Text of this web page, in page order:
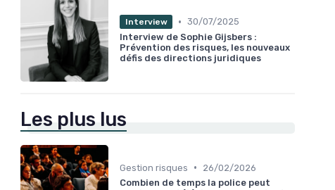
Interview • 30/07/2025
Interview de Sophie Gijsbers :
Prévention des risques, les nouveaux
défis des directions juridiques
Les plus lus
Gestion risques •
26/02/2026
Combien de temps la police peut